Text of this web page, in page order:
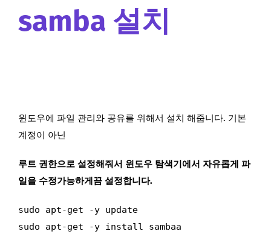
samba 설치
윈도우에 파일 관리와 공유를 위해서 설치 해줍니다. 기본
계정이 아닌
루트 권한으로 설정해줘서 윈도우 탐색기에서 자유롭게 파
일을 수정가능하게끔 설정합니다.
sudo apt-get -y update
sudo apt-get -y install sambaa